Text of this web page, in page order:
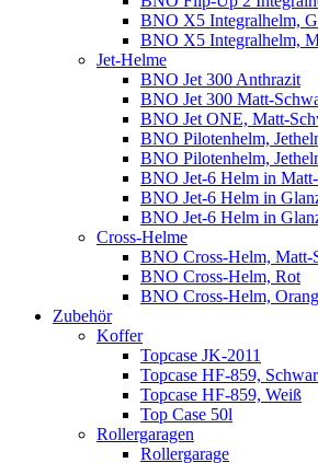
BNO X5 Integralhelm,
BNO X5 Integralhelm,
Jet-Helme
BNO Jet 300 Anthrazit
BNO Jet 300 Matt-
BNO Jet ONE, Matt-
BNO Pilotenhelm,
BNO Pilotenhelm,
BNO Jet-6 Helm in
BNO Jet-6 Helm in
BNO Jet-6 Helm in
Cross-Helme
BNO Cross-Helm, Matt-
BNO Cross-Helm, Rot
BNO Cross-Helm,
Zubehör
Koffer
Topcase JK-2011
Topcase HF-859,
Topcase HF-859, Weiß
Top Case 50l
Rollergaragen
Rollergarage